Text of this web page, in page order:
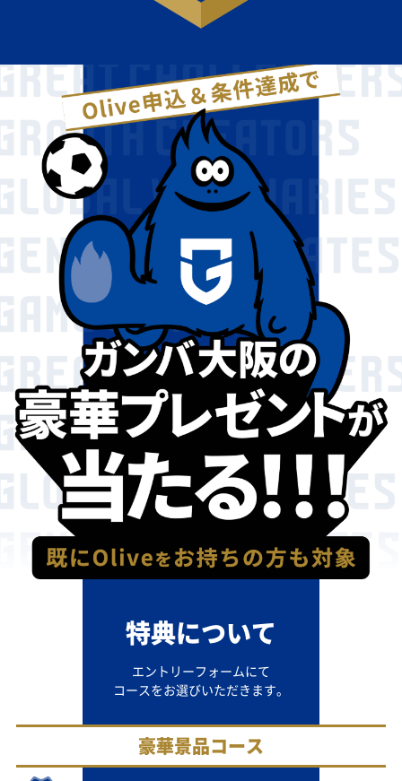
特典について
エントリーフォームにて
コースをお選びいただきます。
豪華景品コース